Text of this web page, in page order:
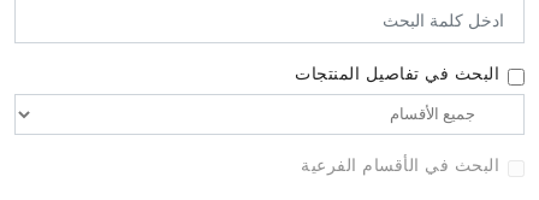
البحث في تفاصيل المنتجات
البحث في الأقسام الفرعية